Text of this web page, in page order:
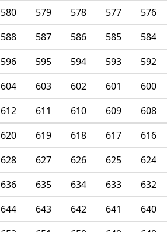
576
577
578
579
580
584
585
586
587
588
592
593
594
595
596
600
601
602
603
604
608
609
610
611
612
616
617
618
619
620
624
625
626
627
628
632
633
634
635
636
640
641
642
643
644